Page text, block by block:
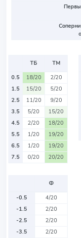
ТБ
ТМ
0.5
18/20
2/20
1.5
15/20
5/20
2.5
11/20
9/20
3.5
5/20
15/20
4.5
2/20
18/20
5.5
1/20
19/20
6.5
1/20
19/20
7.5
0/20 20/20
Ф
-0.5
4/20
-1.5
2/20
-2.5
2/20
-3.5
2/20